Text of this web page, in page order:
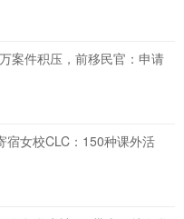
案件积压，前移民官：申请
宿女校CLC：150种课外活